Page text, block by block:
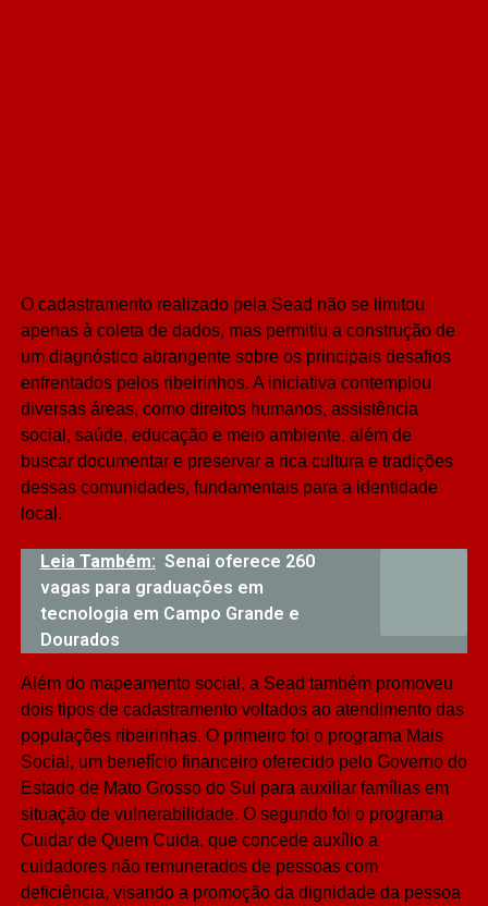
O cadastramento realizado pela Sead não se limitou
apenas à coleta de dados, mas permitiu a construção de
um diagnóstico abrangente sobre os principais desafios
enfrentados pelos ribeirinhos. A iniciativa contemplou
diversas áreas, como direitos humanos, assistência
social, saúde, educação e meio ambiente, além de
buscar documentar e preservar a rica cultura e tradições
dessas comunidades, fundamentais para a identidade
local.
Leia Também: Senai oferece 260
vagas para graduações em
tecnologia em Campo Grande e
Dourados
Além do mapeamento social, a Sead também promoveu
dois tipos de cadastramento voltados ao atendimento das
populações ribeirinhas. O primeiro foi o programa Mais
Social, um benefício financeiro oferecido pelo Governo do
Estado de Mato Grosso do Sul para auxiliar famílias em
situação de vulnerabilidade. O segundo foi o programa
Cuidar de Quem Cuida, que concede auxílio a
cuidadores não remunerados de pessoas com
deficiência, visando a promoção da dignidade da pessoa